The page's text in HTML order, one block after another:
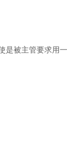
是被主管要求用